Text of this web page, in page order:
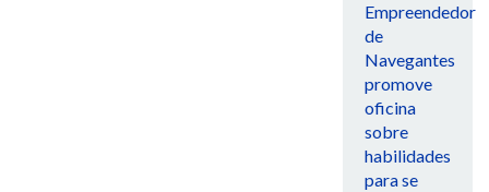
Empreendedor
de
Navegantes
promove
oficina
sobre
habilidades
para se